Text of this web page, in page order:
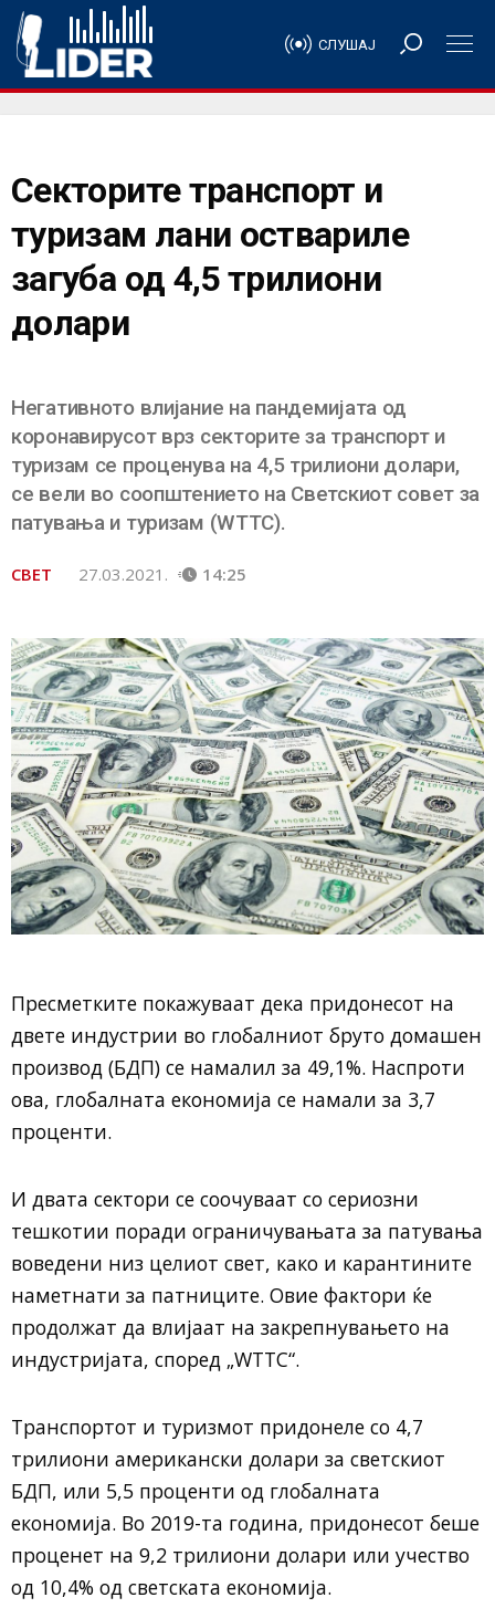
СЛУШАЈ
Секторите транспорт и
туризам лани оствариле
загуба од 4,5 трилиони
долари
Негативното влијание на пандемијата од
коронавирусот врз секторите за транспорт и
туризам се проценува на 4,5 трилиони долари,
се вели во соопштението на Светскиот совет за
патувања и туризам (WTTC).
СВЕТ 27.03.2021. 14:25
Пресметките покажуваат дека придонесот на
двете индустрии во глобалниот бруто домашен
производ (БДП) се намалил за 49,1%. Наспроти
ова, глобалната економија се намали за 3,7
проценти.
И двата сектори се соочуваат со сериозни
тешкотии поради ограничувањата за патувања
воведени низ целиот свет, како и карантините
наметнати за патниците. Овие фактори ќе
продолжат да влијаат на закрепнувањето на
индустријата, според „WTTC“.
Транспортот и туризмот придонеле со 4,7
трилиони американски долари за светскиот
БДП, или 5,5 проценти од глобалната
економија. Во 2019-та година, придонесот беше
проценет на 9,2 трилиони долари или учество
од 10,4% од светската економија.